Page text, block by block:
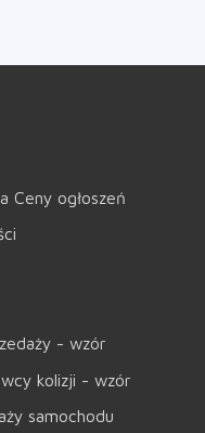
Ceny ogłoszeń
- wzór
kolizji - wzór
samochodu